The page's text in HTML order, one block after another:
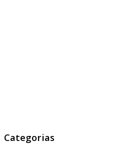
Categorias